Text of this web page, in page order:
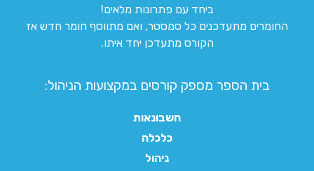
ביחד עם פתרונות מלאים!
החומרים מתעדכנים כל סמסטר, ואם מתווסף חומר חדש אז
הקורס מתעדכן יחד איתו.
בית הספר מספק קורסים במקצועות הניהול:
חשבונאות
כלכלה
ניהול